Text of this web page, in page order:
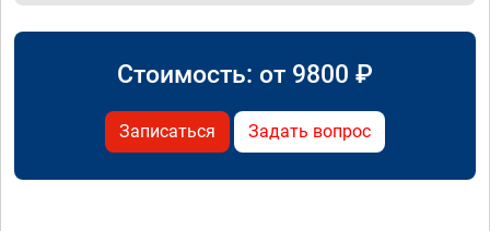
Стоимость: от 9800 ₽
Записаться Задать вопрос